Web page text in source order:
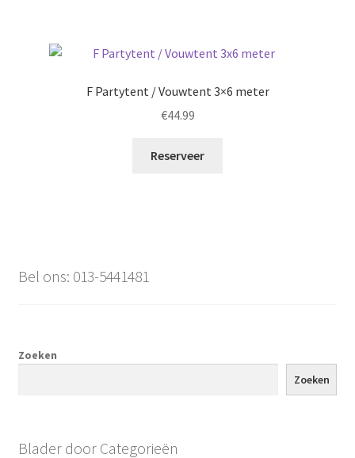
F Partytent / Vouwtent 3×6 meter
€44.99
Reserveer
Bel ons: 013-5441481
Zoeken
Zoeken
Blader door Categorieën